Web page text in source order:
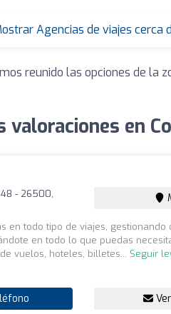
Agencias de viajes cerca
reunido las opciones de la
en
48 - 26500,
en todo tipo de viajes,
en todo lo que puedas
vuelos, hoteles, billetes... Seguir